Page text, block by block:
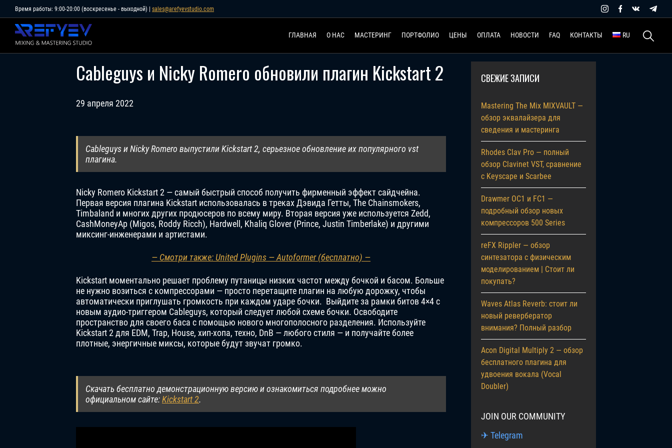
to
content
Время работы: 9:00-20:00 (воскресенье - выходной) | sales@arefyevstudio.com
ГЛАВНАЯ О НАС МАСТЕРИНГ ПОРТФОЛИО ЦЕНЫ ОПЛАТА НОВОСТИ FAQ КОНТАКТЫ RU Найти:
Cableguys и Nicky Romero обновили плагин Kickstart 2
29 апреля 2022
Cableguys и Nicky Romero выпустили Kickstart 2, серьезное обновление их популярного vst
плагина.
Nicky Romero Kickstart 2 — самый быстрый способ получить фирменный эффект сайдчейна.
Первая версия плагина Kickstart использовалась в треках Дэвида Гетты, The Chainsmokers,
Timbaland и многих других продюсеров по всему миру. Вторая версия уже используется Zedd,
CashMoneyAp (Migos, Roddy Ricch), Hardwell, Khaliq Glover (Prince, Justin Timberlake) и другими
миксинг-инженерами и артистами.
— Смотри также: United Plugins — Autoformer (бесплатно) —
Kickstart моментально решает проблему путаницы низких частот между бочкой и басом. Больше
не нужно возиться с компрессорами — просто перетащите плагин на любую дорожку, чтобы
автоматически приглушать громкость при каждом ударе бочки. Выйдите за рамки битов 4×4 с
новым аудио-триггером Cableguys, который следует любой схеме бочки. Освободите
пространство для своего баса с помощью нового многополосного разделения. Используйте
Kickstart 2 для EDM, Trap, House, хип-хопа, техно, DnB — любого стиля — и получайте более
плотные, энергичные миксы, которые будут звучат громко.
Скачать бесплатно демонстрационную версию и ознакомиться подробнее можно
официальном сайте:Kickstart 2.
СВЕЖИЕ ЗАПИСИ
Mastering The Mix MIXVAULT —
обзор эквалайзера для
сведения и мастеринга
Rhodes Clav Pro — полный
обзор Clavinet VST, сравнение
с Keyscape и Scarbee
Drawmer OC1 и FC1 —
подробный обзор новых
компрессоров 500 Series
reFX Rippler — обзор
синтезатора с физическим
моделированием | Стоит ли
покупать?
Waves Atlas Reverb: стоит ли
новый ревербератор
внимания? Полный разбор
Acon Digital Multiply 2 — обзор
бесплатного плагина для
удвоения вокала (Vocal
Doubler)
JOIN OUR COMMUNITY
✈ Telegram